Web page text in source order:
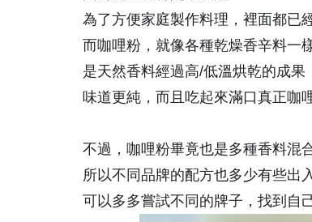
為了方便家庭製作料理，裡面都已
而咖哩粉，就像各種乾燥香辛料一
是天然香料經過高/低溫烘乾的成果
味道更純，而且吃起來滿口真正咖
不過，咖哩粉畢竟也是多種香料混
所以不同品牌的配方也多少有些出
可以多多嘗試不同的牌子，找到自